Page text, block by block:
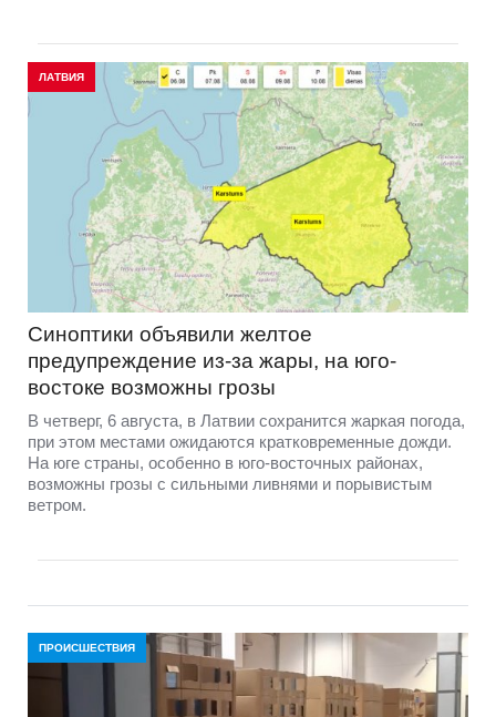
ЛАТВИЯ
Синоптики объявили желтое
предупреждение из-за жары, на юго-
востоке возможны грозы
В четверг, 6 августа, в Латвии сохранится жаркая погода,
при этом местами ожидаются кратковременные дожди.
На юге страны, особенно в юго-восточных районах,
возможны грозы с сильными ливнями и порывистым
ветром.
ПРОИСШЕСТВИЯ